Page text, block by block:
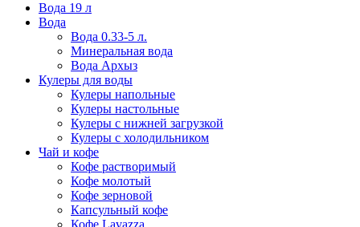
Вода 19 л
Вода
Вода 0.33-5 л.
Минеральная вода
Вода Архыз
Кулеры для воды
Кулеры напольные
Кулеры настольные
Кулеры с нижней загрузкой
Кулеры с холодильником
Чай и кофе
Кофе растворимый
Кофе молотый
Кофе зерновой
Капсульный кофе
Кофе Lavazza